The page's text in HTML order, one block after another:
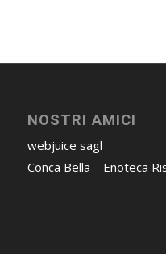
NOSTRI AMICI
webjuice sagl
Conca Bella – Enoteca